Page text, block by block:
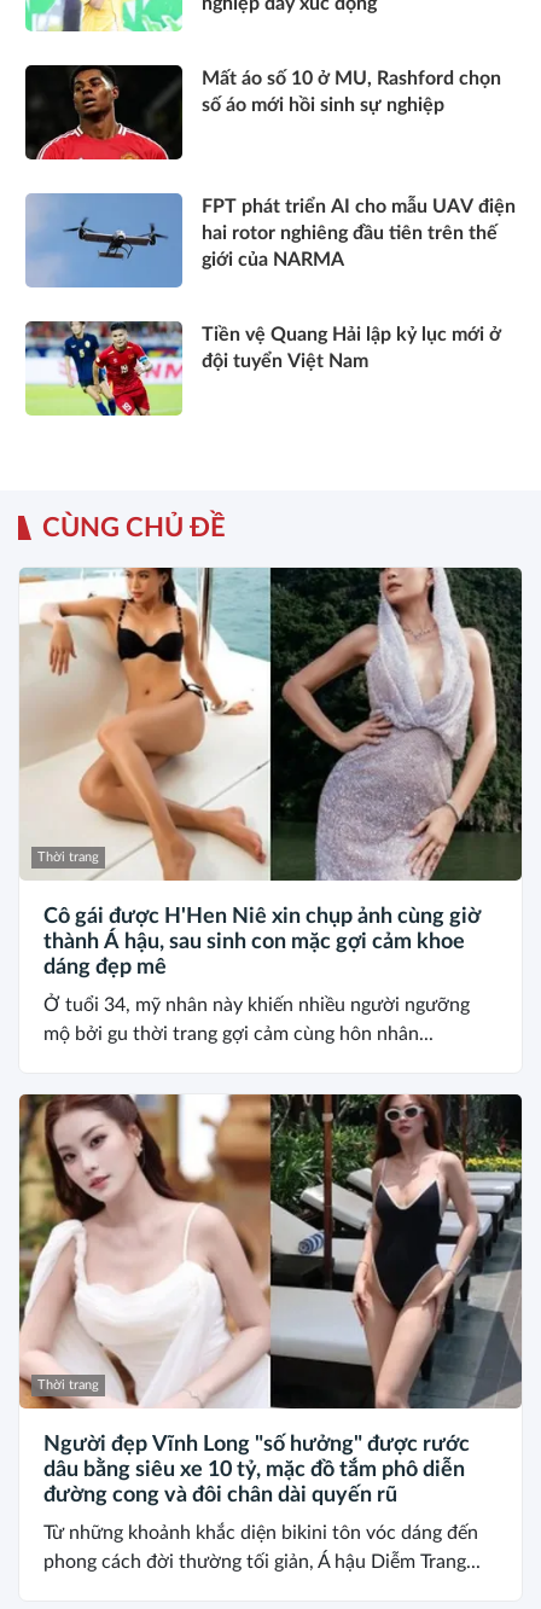
Mất áo số 10 ở MU, Rashford chọn
số áo mới hồi sinh sự nghiệp
FPT phát triển AI cho mẫu UAV điện
hai rotor nghiêng đầu tiên trên thế
giới của NARMA
Tiền vệ Quang Hải lập kỷ lục mới ở
đội tuyển Việt Nam
CÙNG CHỦ ĐỀ
Thời trang
Cô gái được H'Hen Niê xin chụp ảnh cùng giờ
thành Á hậu, sau sinh con mặc gợi cảm khoe
dáng đẹp mê
Ở tuổi 34, mỹ nhân này khiến nhiều người ngưỡng
mộ bởi gu thời trang gợi cảm cùng hôn nhân...
Thời trang
Người đẹp Vĩnh Long "số hưởng" được rước
dâu bằng siêu xe 10 tỷ, mặc đồ tắm phô diễn
đường cong và đôi chân dài quyến rũ
Từ những khoảnh khắc diện bikini tôn vóc dáng đến
phong cách đời thường tối giản, Á hậu Diễm Trang...